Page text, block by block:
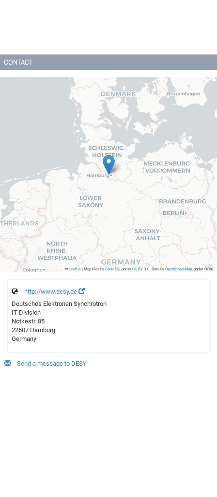
CONTACT
Leaflet Map tiles by CartoDB, under CC BY 3.0. Data by OpenStreetMap, under ODbL.
http://www.desy.de
Deutsches Elektronen Synchrotron
IT-Division
Notkestr. 85
22607 Hamburg
Germany
Send a message to DESY